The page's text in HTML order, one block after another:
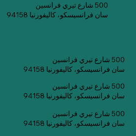
500 شارع تيري فرانسين
سان فرانسيسكو، كاليفورنيا 94158
500 شارع تيري فرانسين
سان فرانسيسكو، كاليفورنيا 94158
500 شارع تيري فرانسين
سان فرانسيسكو، كاليفورنيا 94158
500 شارع تيري فرانسين
سان فرانسيسكو، كاليفورنيا 94158